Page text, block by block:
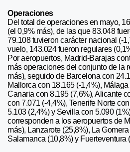
Operaciones
Del total de operaciones en mayo,
(el 0,9% más), de las que 83.048
79.108 tuvieron carácter nacional (-
vuelo, 143.024 fueron regulares
Por aeropuertos, Madrid-Barajas
más operaciones del conjunto de la
más), seguido de Barcelona con
Mallorca con 18.165 (-1,4%),
Canaria con 8.195 (7,6%), Alicante
con 7.071 (-4,4%), Tenerife Norte
5.103 (2,4%) y Sevilla con 5.090
corresponden a los aeropuertos de
más), Lanzarote (25,8%), La
Salamanca (10,8%) y Fuerteventura